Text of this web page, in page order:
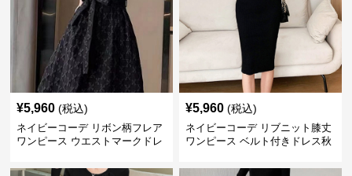
¥5,960 (税込)
ネイビーコーデ リボン柄フレア
ワンピース ウエストマークドレ
¥5,960 (税込)
ネイビーコーデ リブニット膝丈
ワンピース ベルト付きドレス秋